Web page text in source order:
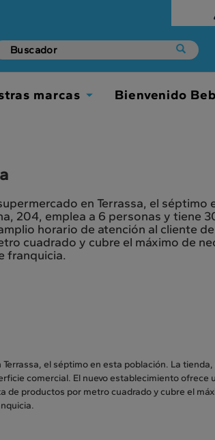
Empieza
marcas Bienvenido
en Terrassa, el séptimo
204, emplea a 6 personas y tiene
horario de atención al cliente
cuadrado y cubre el máximo de
franquicia.
el séptimo en esta población. La tienda,
comercial. El nuevo establecimiento ofrece
de productos por metro cuadrado y cubre el